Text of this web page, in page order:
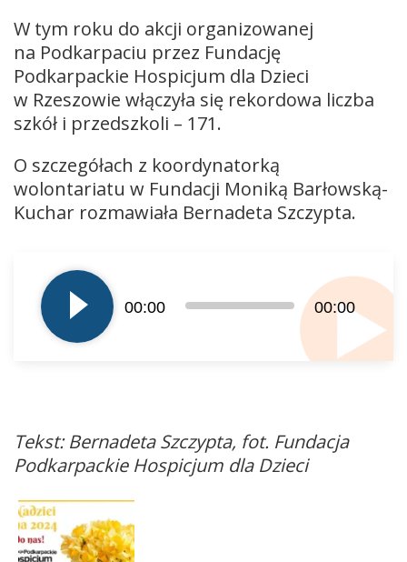
W tym roku do akcji organizowanej
na Podkarpaciu przez Fundację
Podkarpackie Hospicjum dla Dzieci
w Rzeszowie włączyła się rekordowa liczba
szkół i przedszkoli – 171.
O szczegółach z koordynatorką
wolontariatu w Fundacji Moniką Barłowską-
Kuchar rozmawiała Bernadeta Szczypta.
plików
dźwiękowych
00:00 00:00
Tekst: Bernadeta Szczypta, fot. Fundacja
Podkarpackie Hospicjum dla Dzieci